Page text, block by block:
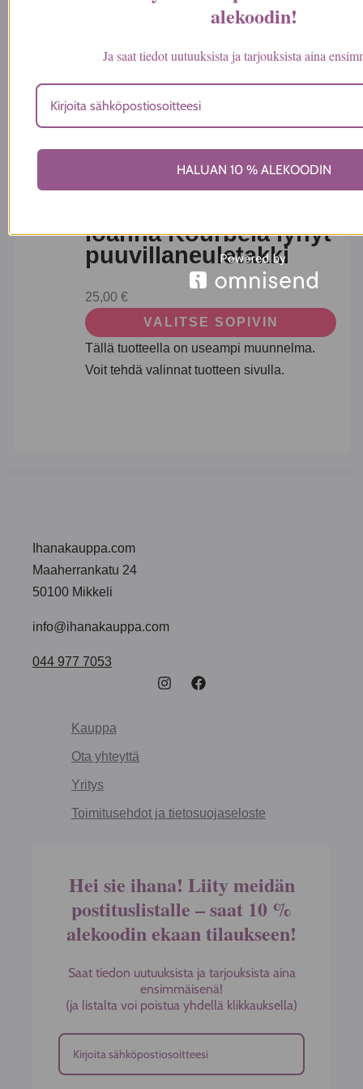
Ioanna Kourbela lyhyt
puuvillaneuletakki
25,00 €
VALITSE SOPIVIN
Tällä tuotteella on useampi muunnelma.
Voit tehdä valinnat tuotteen sivulla.
Ihanakauppa.com
Maaherrankatu 24
50100 Mikkeli
info@ihanakauppa.com
044 977 7053
Kauppa
Ota yhteyttä
Yritys
Toimitusehdot ja tietosuojaseloste
Hei sie ihana! Liity meidän
postituslistalle – saat 10 %
alekoodin ekaan tilaukseen!
Saat tiedon uutuuksista ja tarjouksista aina
ensimmäisenä!
(ja listalta voi poistua yhdellä klikkauksella)
alekoodin!
Ja saat tiedot uutuuksista ja tarjouksista aina
HALUAN 10 % ALEKOODIN